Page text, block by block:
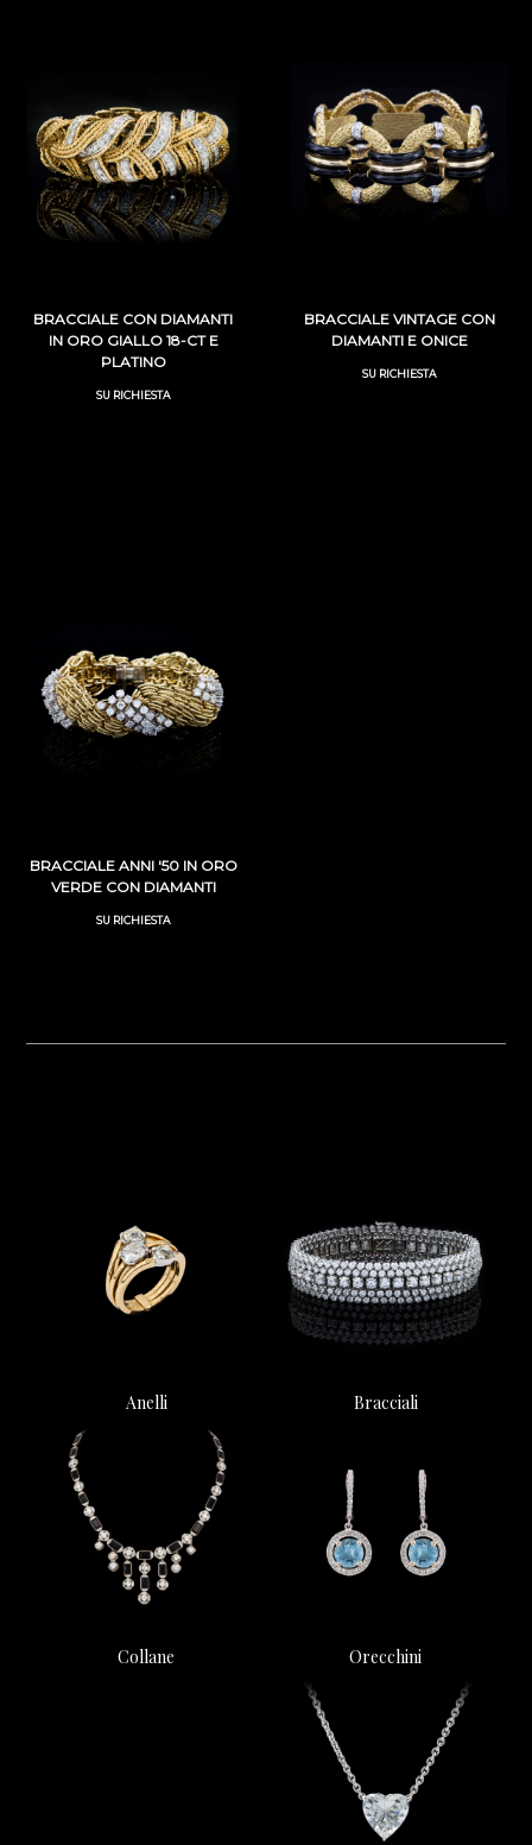
BRACCIALE CON DIAMANTI
IN ORO GIALLO 18-CT E
PLATINO
SU RICHIESTA
BRACCIALE VINTAGE CON
DIAMANTI E ONICE
SU RICHIESTA
BRACCIALE ANNI '50 IN ORO
VERDE CON DIAMANTI
SU RICHIESTA
Anelli Bracciali
Collane Orecchini